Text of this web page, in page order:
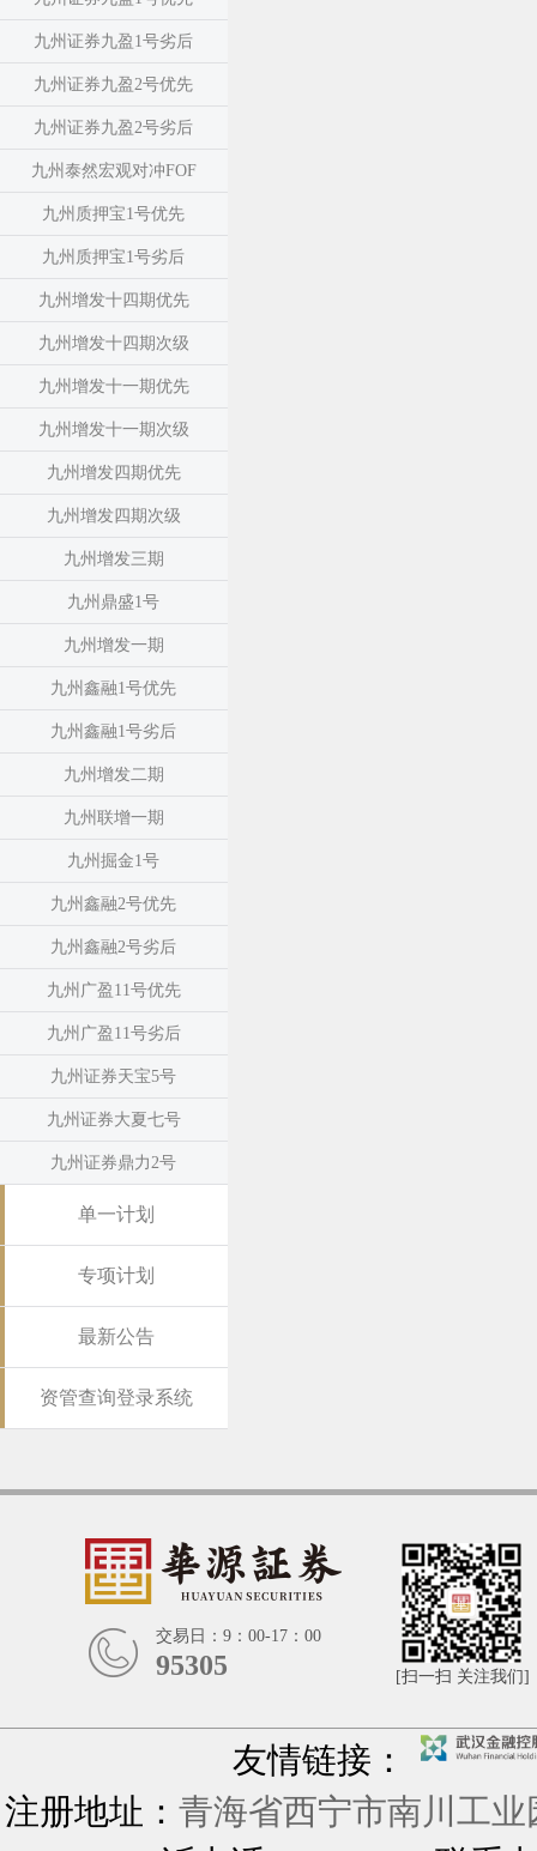
九州证券九盈1号劣后
九州证券九盈2号优先
九州证券九盈2号劣后
九州泰然宏观对冲FOF
九州质押宝1号优先
九州质押宝1号劣后
九州增发十四期优先
九州增发十四期次级
九州增发十一期优先
九州增发十一期次级
九州增发四期优先
九州增发四期次级
九州增发三期
九州鼎盛1号
九州增发一期
九州鑫融1号优先
九州鑫融1号劣后
九州增发二期
九州联增一期
九州掘金1号
九州鑫融2号优先
九州鑫融2号劣后
九州广盈11号优先
九州广盈11号劣后
九州证券天宝5号
九州证券大夏七号
九州证券鼎力2号
单一计划
专项计划
最新公告
资管查询登录系统
交易日：9：00-17：00
95305 [扫一扫 关注我们]
友情链接：
注册地址： 青海省西宁市南川工